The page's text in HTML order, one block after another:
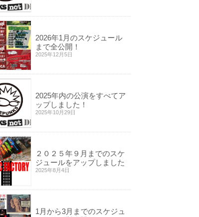
2026年1月のスケジュール
まで全公開！
2025年12月5日
2025年内の公演をすべてア
ップしました！
2025年10月29日
２０２５年９月までのスケ
ジュールをアップしました
2025年8月4日
1月から3月までのスケジュ